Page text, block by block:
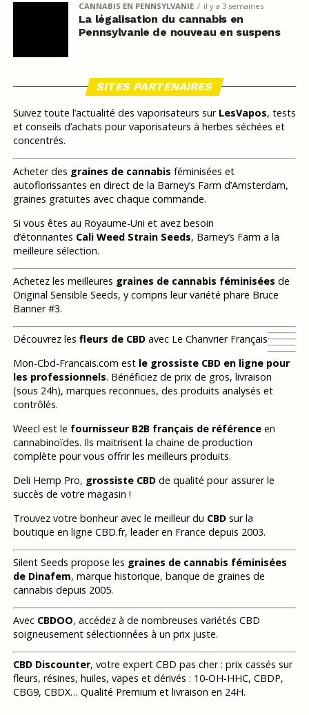
CANNABIS EN PENNSYLVANIE il y a 3 semaines
La légalisation du cannabis en
Pennsylvanie de nouveau en suspens
SITES PARTENAIRES
Suivez toute l’actualité des vaporisateurs sur LesVapos, tests
et conseils d’achats pour vaporisateurs à herbes séchées et
concentrés.
Acheter des graines de cannabis féminisées et
autoflorissantes en direct de la Barney’s Farm d’Amsterdam,
graines gratuites avec chaque commande.
Si vous êtes au Royaume-Uni et avez besoin
d’étonnantes Cali Weed Strain Seeds, Barney’s Farm a la
meilleure sélection.
Achetez les meilleures graines de cannabis féminisées de
Original Sensible Seeds, y compris leur variété phare Bruce
Banner #3.
Découvrez les fleurs de CBDavec Le Chanvrier Français
Mon-Cbd-Francais.com est le grossiste CBD en ligne pour
les professionnels. Bénéficiez de prix de gros, livraison
(sous 24h), marques reconnues, des produits analysés et
contrôlés.
Weecl est le fournisseur B2B français de référenceen
cannabinoïdes. Ils maitrisent la chaine de production
complète pour vous offrir les meilleurs produits.
Deli Hemp Pro, grossiste CBDde qualité pour assurer le
succès de votre magasin !
Trouvez votre bonheur avec le meilleur du CBDsur la
boutique en ligne CBD.fr, leader en France depuis 2003.
Silent Seeds propose les graines de cannabis féminisées
de Dinafem, marque historique, banque de graines de
cannabis depuis 2005.
Avec CBDOO, accédez à de nombreuses variétés CBD
soigneusement sélectionnées à un prix juste.
CBD Discounter, votre expert CBD pas cher : prix cassés sur
fleurs, résines, huiles, vapes et dérivés : 10-OH-HHC, CBDP,
CBG9, CBDX… Qualité Premium et livraison en 24H.